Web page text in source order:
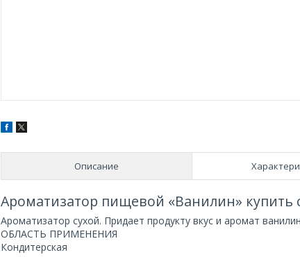
Описание
Ароматизатор пищевой «Ванилин» купить
Ароматизатор сухой. Придает продукту вкус и аромат
ОБЛАСТЬ ПРИМЕНЕНИЯ
Кондитерская